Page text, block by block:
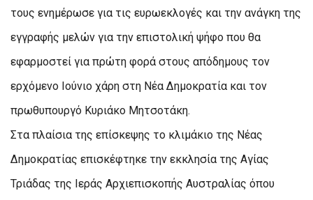
τους ενημέρωσε για τις ευρωεκλογές και την ανάγκη της
εγγραφής μελών για την επιστολική ψήφο που θα
εφαρμοστεί για πρώτη φορά στους απόδημους τον
ερχόμενο Ιούνιο χάρη στη Νέα Δημοκρατία και τον
πρωθυπουργό Κυριάκο Μητσοτάκη.
Στα πλαίσια της επίσκεψης το κλιμάκιο της Νέας
Δημοκρατίας επισκέφτηκε την εκκλησία της Αγίας
Τριάδας της Ιεράς Αρχιεπισκοπής Αυστραλίας όπου